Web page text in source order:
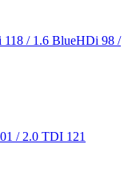
118 / 1.6 BlueHDi 98 /
/ 2.0 TDI 121